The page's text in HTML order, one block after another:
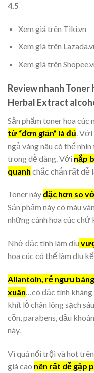
4.5
Xem giá trên Tiki.vn
Xem giá trên
Xem giá trên
Review nhanh Toner
Herbal Extract
Sản phẩm toner hoa cúc
từ “đơn giản” là đủ .
ngả vàng nâu có thể
trong dễ dàng. Với nắp
quanh chắc chắn rất dễ
Toner nàyđặc hơn so
Sản phẩm này có màu
những cánh hoa cúc
Nhờ đặc tính làm dịu
hoa cúc có thể làm dịu
Allantoin, rễ ngưu
xuân…có đặc tính kháng
khít lỗ chân lông sạch
cồn, parabens, dầu
này.
Vì quá nổi trội và hot
giá cao nên rất dễ gặp